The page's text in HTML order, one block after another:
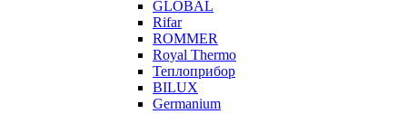
GLOBAL
Rifar
ROMMER
Royal Thermo
Теплоприбор
BILUX
Germanium